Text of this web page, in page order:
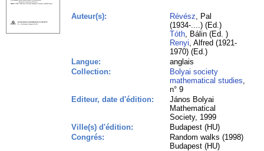
Auteur(s): Révész, Pal
(1934-....) (Ed.)
Tóth, Bálin (Ed. )
Renyi, Alfred (1921-
1970) (Ed.)
Langue:
anglais
Collection:
Bolyai society
mathematical studies,
n° 9
Editeur, date d'édition:
János Bolyai
Mathematical
Society, 1999
Ville(s) d'édition:
Budapest (HU)
Congrés:
Random walks (1998)
Budapest (HU)